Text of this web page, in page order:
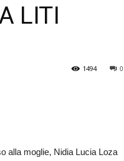
LITI
0
1494
alla moglie, Nidia Lucia Loza